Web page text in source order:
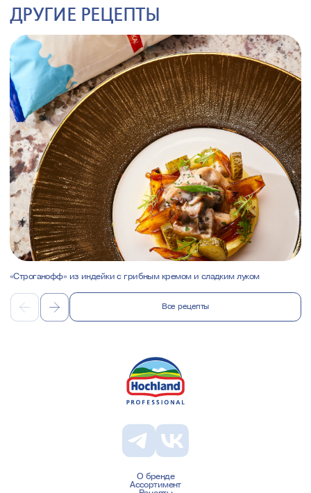
ДРУГИЕ РЕЦЕПТЫ
«Строганофф» из индейки с грибным кремом и сладким луком
Все рецепты
О бренде
Ассортимент